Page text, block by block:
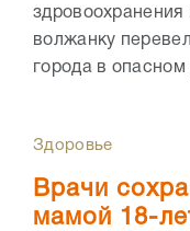
здровоохранения
волжанку
города в
Здоровье
Врачи
мамой 18-